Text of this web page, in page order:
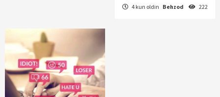
4 kun oldin Behzod 222